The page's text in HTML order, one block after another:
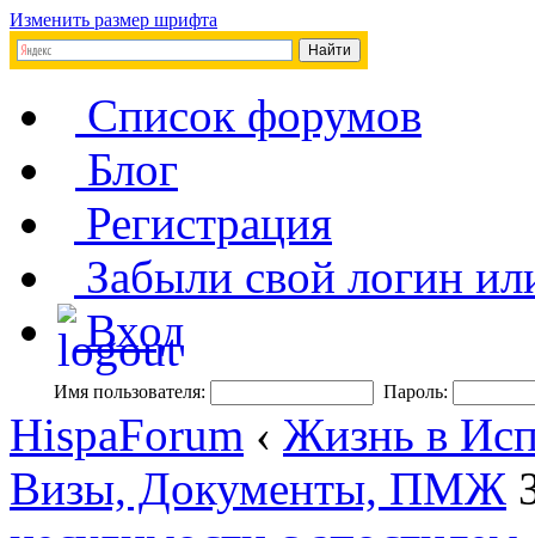
Изменить размер шрифта
Список форумов
Блог
Регистрация
Забыли свой логин
Вход
Имя пользователя: Пароль:
HispaForum ‹ Жизнь в
Визы, Документы, ПМЖ